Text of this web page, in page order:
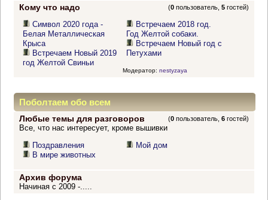
Кому что надо (0 пользователь,5 гостей)
Символ 2020 года -
Белая Металлическая
Крыса
Встречаем Новый 2019
год Желтой Свиньи
Встречаем 2018 год.
Год Желтой собаки.
Встречаем Новый год с
Петухами
Модератор: nestyzaya
Поболтаем обо всем
Любые темы для разговоров (0 пользователь,6 гостей)
Все, что нас интересует, кроме вышивки
Поздравления
В мире животных
Мой дом
Архив форума
Начиная с 2009 -.....